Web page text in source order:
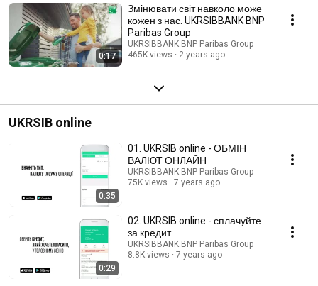
0:17
Змінювати світ навколо може
кожен з нас. UKRSIBBANK BNP
Paribas Group
UKRSIBBANK BNP Paribas Group
465K views
2 years ago
UKRSIB online
0:35
01. UKRSIB online - ОБМІН
ВАЛЮТ ОНЛАЙН
UKRSIBBANK BNP Paribas Group
75K views
7 years ago
0:29
02. UKRSIB online - сплачуйте
за кредит
UKRSIBBANK BNP Paribas Group
8.8K views
7 years ago